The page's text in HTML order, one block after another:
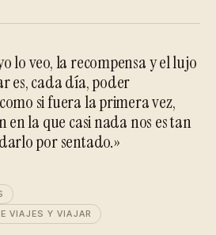
lo veo, la recompensa y el lujo
es, cada día, poder
si fuera la primera vez,
en la que casi nada nos es tan
por sentado.»
VIAJES Y VIAJAR